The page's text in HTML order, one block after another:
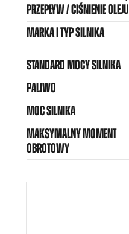
PRZEPŁYW / CIŚNIENIE OLEJU
MARKA I TYP SILNIKA
STANDARD MOCY SILNIKA
PALIWO
MOC SILNIKA
MAKSYMALNY MOMENT
OBROTOWY